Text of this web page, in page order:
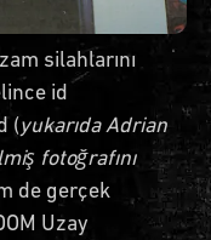
silahlarını
id
(yukarıda Adrian
fotoğrafını
de gerçek
Uzay